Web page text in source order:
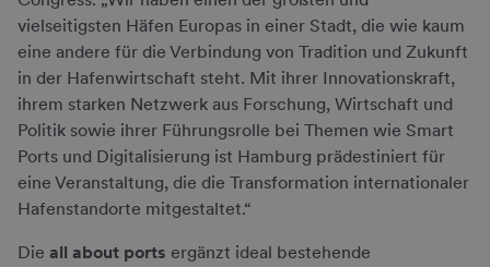
vielseitigsten Häfen Europas in einer Stadt, die wie kaum
eine andere für die Verbindung von Tradition und Zukunft
in der Hafenwirtschaft steht. Mit ihrer Innovationskraft,
ihrem starken Netzwerk aus Forschung, Wirtschaft und
Politik sowie ihrer Führungsrolle bei Themen wie Smart
Ports und Digitalisierung ist Hamburg prädestiniert für
eine Veranstaltung, die die Transformation internationaler
Hafenstandorte mitgestaltet.“
Die all about ports ergänzt ideal bestehende